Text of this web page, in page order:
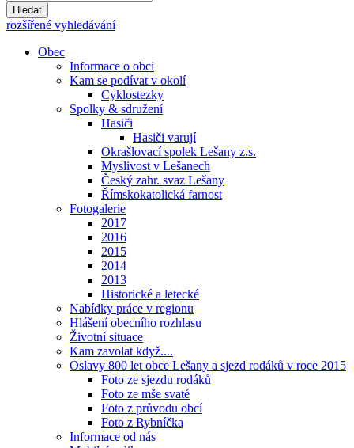
Hledat
rozšířené vyhledávání
Obec
Informace o obci
Kam se podívat v okolí
Cyklostezky
Spolky & sdružení
Hasiči
Hasiči varují
Okrašlovací spolek Lešany z.s.
Myslivost v Lešanech
Český zahr. svaz Lešany
Římskokatolická farnost
Fotogalerie
2017
2016
2015
2014
2013
Historické a letecké
Nabídky práce v regionu
Hlášení obecního rozhlasu
Životní situace
Kam zavolat když....
Oslavy 800 let obce Lešany a sjezd rodáků v roce 2015
Foto ze sjezdu rodáků
Foto ze mše svaté
Foto z průvodu obcí
Foto z Rybníčka
Informace od nás